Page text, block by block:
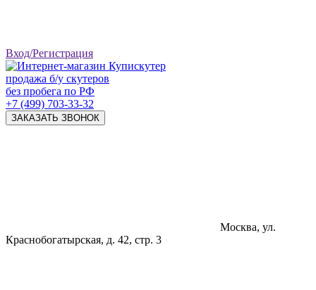
Вход/Регистрация
продажа б/у скутеров
без пробега по РФ
+7 (499) 703-33-32
ЗАКАЗАТЬ ЗВОНОК
Москва, ул.
Краснобогатырская, д. 42, стр. 3